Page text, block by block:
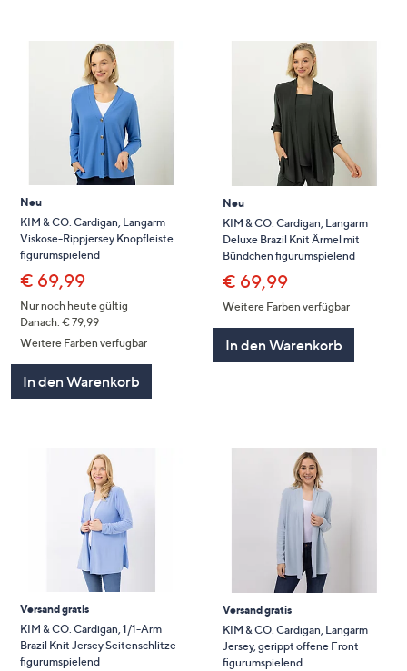
diese
anzuzeigen.
Neu
KIM & CO. Cardigan, Langarm
Viskose-Rippjersey Knopfleiste
figurumspielend
€ 69,99
Nur noch heute gültig
Danach: € 79,99
Weitere Farben verfügbar
In den Warenkorb
Neu
KIM & CO. Cardigan, Langarm
Deluxe Brazil Knit Ärmel mit
Bündchen figurumspielend
€ 69,99
Weitere Farben verfügbar
In den Warenkorb
Versand gratis
KIM & CO. Cardigan, 1/1-Arm
Brazil Knit Jersey Seitenschlitze
figurumspielend
Versand gratis
KIM & CO. Cardigan, Langarm
Jersey, gerippt offene Front
figurumspielend